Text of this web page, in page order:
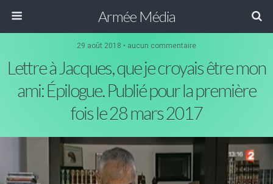
Armée Média
29 août 2018 • aucun commentaire
Lettre à Jacques, que je croyais être mon
ami: Épilogue. Publié pour la première
fois le 28 mars 2017